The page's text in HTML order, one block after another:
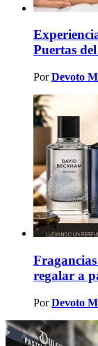
Puertas
Por Devoto
regalar a
Por Devoto